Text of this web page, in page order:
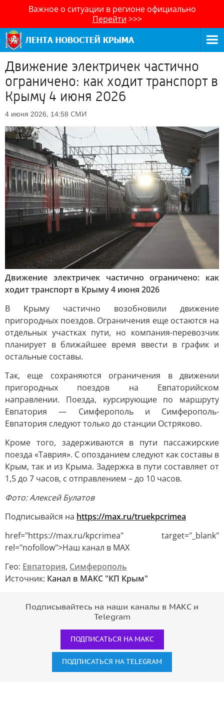
Важное о ситуации в регионе официально
Перейти >>>
Движение электричек частично
ограничено: как ходит транспорт в
Крыму 4 июня 2026
4 июня 2026, 14:58 СМИ
Движение электричек частично ограничено: как
ходит транспорт в Крыму 4 июня 2026
В Крыму частично возобновили движение
пригородных поездов. Ограничения еще остаются на
отдельных участках пути, но компания-перевозчик
планирует в ближайшее время ввести в график и
остальные составы.
Так, еще сохраняются ограничения в движении
пригородных поездов на Евпаторийском
направлении. Поезда, курсирующие по маршруту
Евпатория — Симферополь и Симферополь-
Евпатория следуют только до станции Остряково.
Кроме того, задерживаются в пути пассажирские
поезда «Таврия». С опозданием следуют как составы в
Крым, так и из Крыма. Задержка в пути составляет от
1,5 до 7 часов, с отправлением – до 10 часов.
Фото: Алексей Булатов
Подписывайся на https://max.ru/truekpcrimea
href="https://max.ru/kpcrimea" target="_blank"
rel="nofollow">Наш канал в MAX
Гео: Евпатория, Симферополь
Источник: Канал в МАКС "КП Крым"
Подписывайтесь на наши каналы в МАКС и
Telegram
ПОДПИСАТЬСЯ НА МАКС
ПОДПИСАТЬСЯ НА TELEGRAM